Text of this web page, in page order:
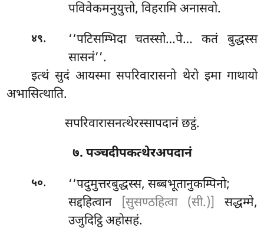
पविवेकमनुयुत्तो, विहरामि अनासवो.
४९. ‘‘पटिसम्भिदाचतस्सो…पे… कतं बुद्धस्स
सासनं’’.
इत्थं सुदं आयस्मा सपरिवारासनो थेरो इमा गाथायो
अभासित्थाति.
सपरिवारासनत्थेरस्सापदानं छट्ठं.
७. पञ्चदीपकत्थेरअपदानं
५०.
‘‘पदुमुत्तरबुद्धस्स, सब्बभूतानुकम्पिनो;
सद्दहित्वान
[सुसण्ठहित्वा (सी.)]
सद्धम्मे,
उजुदिट्ठि अहोसहं.